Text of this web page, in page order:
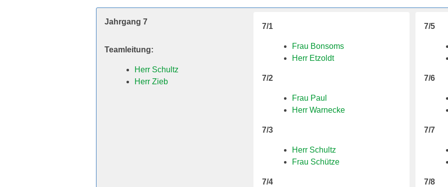
Jahrgang 7
Teamleitung:
Herr Schultz
Herr Zieb
7/1
Frau Bonsoms
Herr Etzoldt
7/2
Frau Paul
Herr Warnecke
7/3
Herr Schultz
Frau Schütze
7/4
7/5
7/6
7/7
7/8